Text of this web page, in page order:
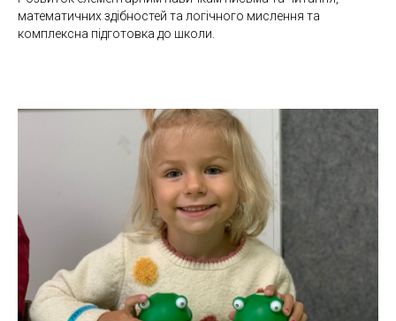
математичних здібностей та логічного мислення та
комплексна підготовка до школи.